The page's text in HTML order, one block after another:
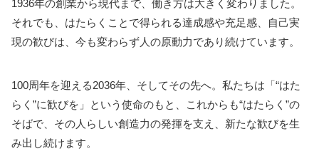
1936年の創業から現代まで、働き方は大きく変わりました。
それでも、はたらくことで得られる達成感や充足感、自己実
現の歓びは、今も変わらず人の原動力であり続けています。
100周年を迎える2036年、そしてその先へ。私たちは「“はた
らく”に歓びを」という使命のもと、これからも“はたらく”の
そばで、その人らしい創造力の発揮を支え、新たな歓びを生
み出し続けます。